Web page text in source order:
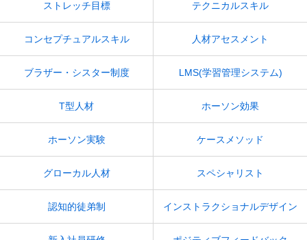
ストレッチ目標 テクニカルスキル
コンセプチュアルスキル 人材アセスメント
ブラザー・シスター制度 LMS(学習管理システム)
T型人材 ホーソン効果
ホーソン実験 ケースメソッド
グローカル人材 スペシャリスト
認知的徒弟制 インストラクショナルデザイン